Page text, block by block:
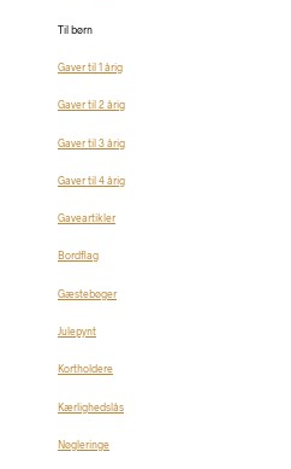
Til børn
Gaver til 1 årig
Gaver til 2 årig
Gaver til 3 årig
Gaver til 4 årig
Gaveartikler
Bordflag
Gæstebøger
Julepynt
Kortholdere
Kærlighedslås
Nøgleringe